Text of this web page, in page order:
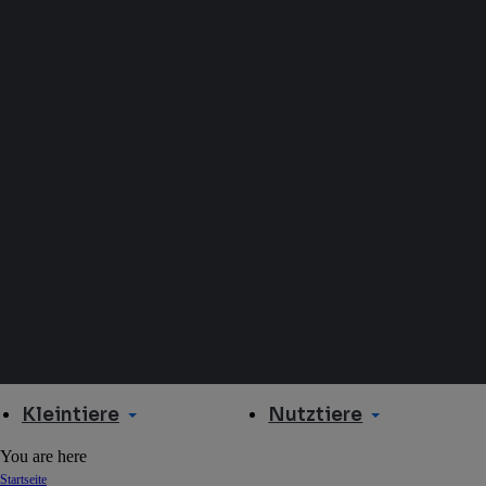
Kleintiere Nutztiere
You are here
Startseite